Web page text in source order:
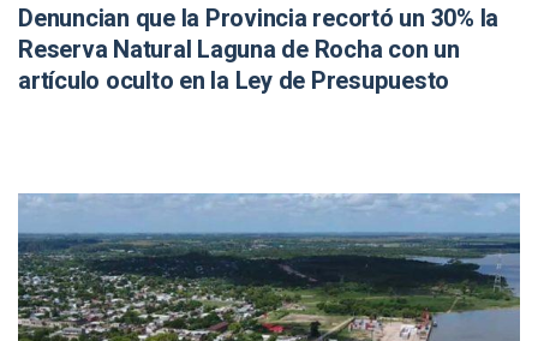
Denuncian que la Provincia recortó un 30% la
Reserva Natural Laguna de Rocha con un
artículo oculto en la Ley de Presupuesto